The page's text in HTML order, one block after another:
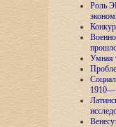
Роль
Умная